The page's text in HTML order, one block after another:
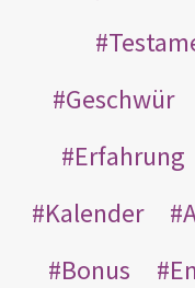
Geschwür
Erfahrung
Kalender
Bonus